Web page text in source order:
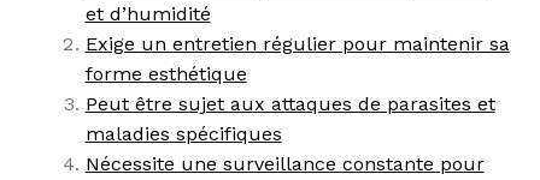
et d’humidité
Exige un entretien régulier pour maintenir sa
forme esthétique
Peut être sujet aux attaques de parasites et
maladies spécifiques
Nécessite une surveillance constante pour